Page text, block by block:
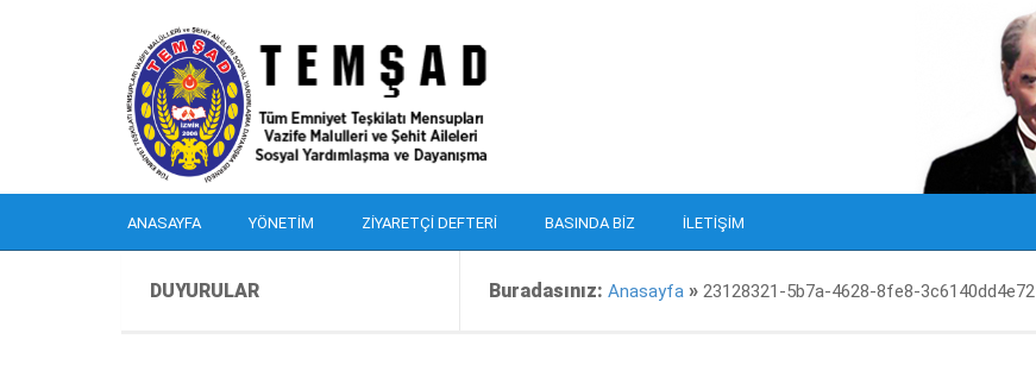
ANASAYFA YÖNETIM ZIYARETÇI DEFTERI BASINDA BIZ İLETIŞIM
DUYURULAR Buradasınız: Anasayfa » 23128321-5b7a-4628-8fe8-3c6140dd4e72